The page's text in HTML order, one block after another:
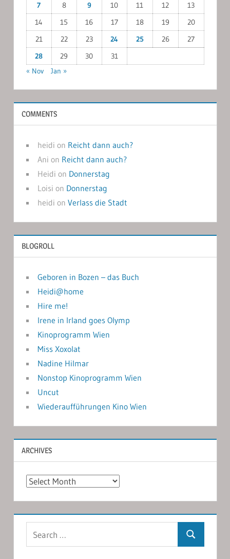
7
8 9 10 11 12
13
14
15 16 17 18 19
20
21
22 23 24 25 26
27
28
29 30
31
« Nov
Jan »
COMMENTS
heidi on Reicht dann auch?
Ani on Reicht dann auch?
Heidi on Donnerstag
Loisi on Donnerstag
heidi on Verlass die Stadt
BLOGROLL
Geboren in Bozen – das Buch
Heidi@home
Hire me!
Irene in Irland goes Olymp
Kinoprogramm Wien
Miss Xoxolat
Nadine Hilmar
Nonstop Kinoprogramm Wien
Uncut
Wiederaufführungen Kino Wien
ARCHIVES
Archives
Search